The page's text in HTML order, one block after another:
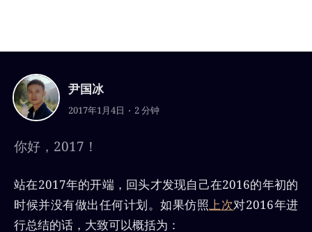
尹国冰
2017年1月4日 2 分钟
你好，2017！
站在2017年的开端，回头才发现自己在2016的年初的
时候并没有做出任何计划。如果仿照上次对2016年进
行总结的话，大致可以概括为：